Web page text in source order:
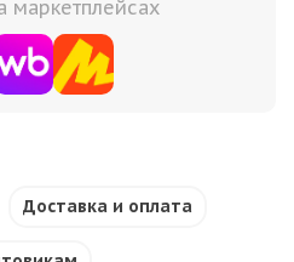
маркетплейсах
Доставка и оплата